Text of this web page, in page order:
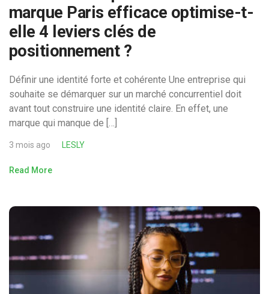
marque Paris efficace optimise-t-
elle 4 leviers clés de
positionnement ?
Définir une identité forte et cohérente Une entreprise qui
souhaite se démarquer sur un marché concurrentiel doit
avant tout construire une identité claire. En effet, une
marque qui manque de […]
3 mois ago LESLY
Read More